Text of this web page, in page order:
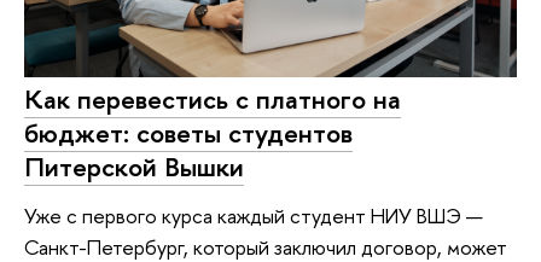
Как перевестись с платного на
бюджет: советы студентов
Питерской Вышки
Уже с первого курса каждый студент НИУ ВШЭ —
Санкт-Петербург, который заключил договор, может